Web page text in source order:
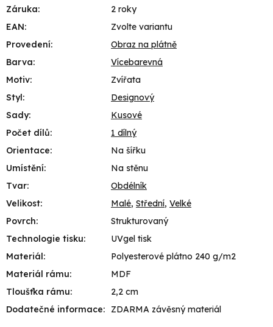
Záruka:
2 roky
EAN:
Zvolte variantu
Provedení:
Obraz na plátně
Barva:
Vícebarevná
Motiv:
Zvířata
Styl:
Designový
Sady:
Kusové
Počet dílů:
1 dílný
Orientace:
Na šířku
Umístění:
Na stěnu
Tvar:
Obdélník
Velikost: Malé, Střední, Velké
Povrch:
Strukturovaný
Technologie tisku:
UVgel tisk
Materiál:
Polyesterové plátno 240 g/m2
Materiál rámu:
MDF
Tloušťka rámu:
2,2 cm
Dodatečné informace: ZDARMA závěsný materiál